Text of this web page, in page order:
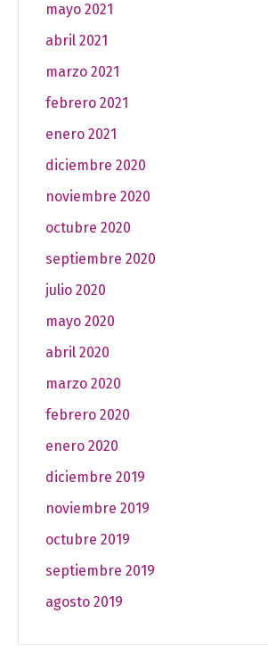
mayo 2021
abril 2021
marzo 2021
febrero 2021
enero 2021
diciembre 2020
noviembre 2020
octubre 2020
septiembre 2020
julio 2020
mayo 2020
abril 2020
marzo 2020
febrero 2020
enero 2020
diciembre 2019
noviembre 2019
octubre 2019
septiembre 2019
agosto 2019